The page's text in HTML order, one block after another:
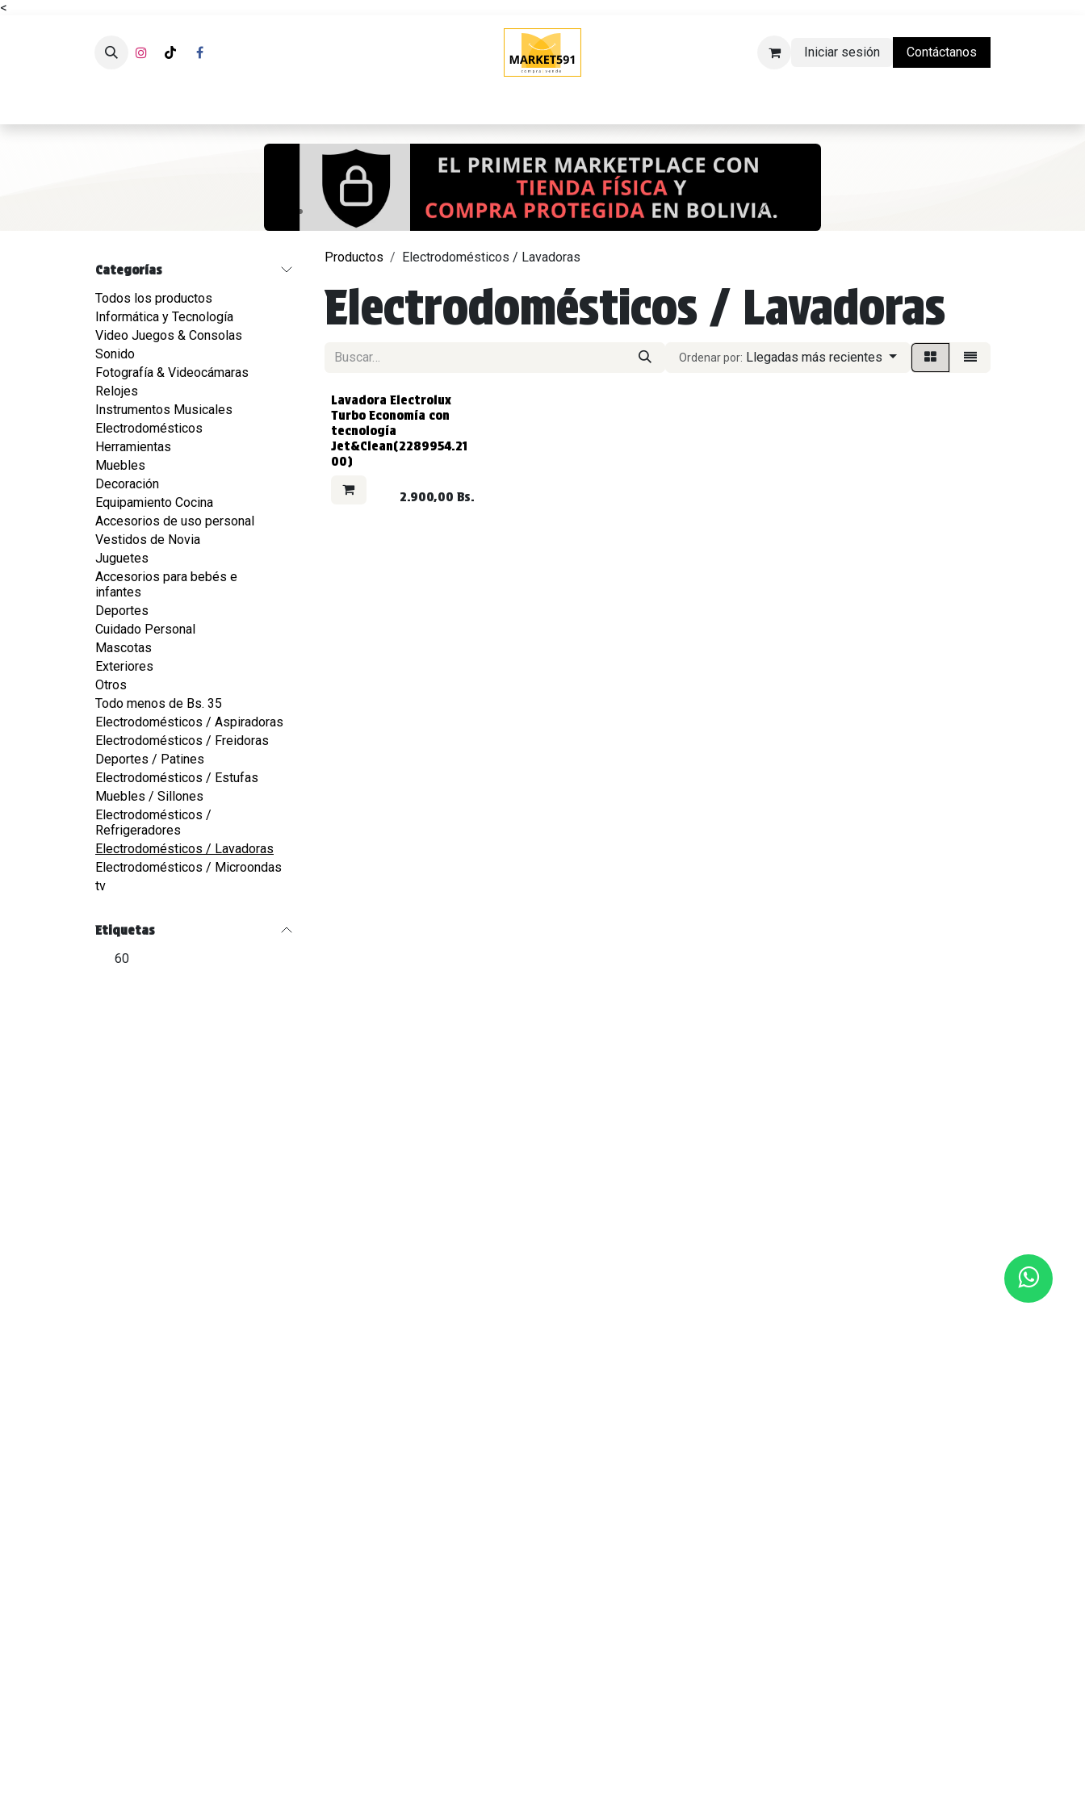
<
Iniciar sesión
Contáctanos
Anterior
Categorías
Todos los productos
Informática y Tecnología
Video Juegos & Consolas
Sonido
Fotografía & Videocámaras
Relojes
Instrumentos Musicales
Electrodomésticos
Herramientas
Muebles
Decoración
Equipamiento Cocina
Accesorios de uso personal
Vestidos de Novia
Juguetes
Accesorios para bebés e
infantes
Deportes
Cuidado Personal
Mascotas
Exteriores
Otros
Todo menos de Bs. 35
Electrodomésticos / Aspiradoras
Electrodomésticos / Freidoras
Deportes / Patines
Electrodomésticos / Estufas
Muebles / Sillones
Electrodomésticos /
Refrigeradores
Electrodomésticos / Lavadoras
Electrodomésticos / Microondas
tv
Etiquetas
60
Productos Electrodomésticos / Lavadoras
Electrodomésticos / Lavadoras
Ordenar por: Llegadas más recientes
VENDIDO
Lavadora Electrolux
Turbo Economía con
tecnología
Jet&Clean(2289954.21
00)
2.900,00 Bs.